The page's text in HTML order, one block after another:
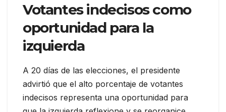
Votantes indecisos como
oportunidad para la
izquierda
A 20 días de las elecciones, el presidente
advirtió que el alto porcentaje de votantes
indecisos representa una oportunidad para